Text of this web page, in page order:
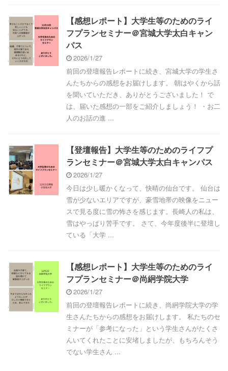
【感想レポート】大学生等のためのライ
フプランセミナー＠宮城大学太白キャン
パス
2026/1/27
前回の登壇報告レポートに続き、宮城大学の学生さ
んたちからの感想をお届けします。 朝はやくから話
を聞いていただき、ありがとうございました！ で
は、届いた感想の一部をご紹介しましょう！ ・お二
人のお話の進 ...
【登壇報告】大学生等のためのライフプ
ランセミナー＠宮城大学太白キャンパス
2026/1/27
今日は少し暖かくなって、快晴の仙台です。 仙台は
雪が少ないエリアですが、豪雪地帯の映像をニュー
スで見る度に雪の怖さを感じます。長崎人の私は、
雪はやっぱり苦手です。 さて、今年度後半に登壇し
ている「大学 ...
【感想レポート】大学生等のためのライ
フプランセミナー＠尚絅学院大学
2026/1/27
前回の登壇報告レポートに続き、尚絅学院大学の学
生さんたちからの感想をお届けします。 私たちのセ
ミナーが「参考になった」という学生さんがたくさ
んいてくれたことに安堵しましたが、もちろんそう
でない学生さん ...